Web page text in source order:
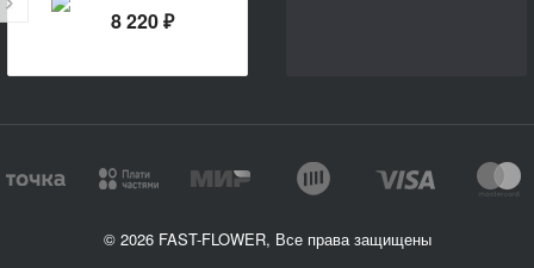
«Любовь всей
8 220 ₽
© 2026 FAST-FLOWER, Все права защищены